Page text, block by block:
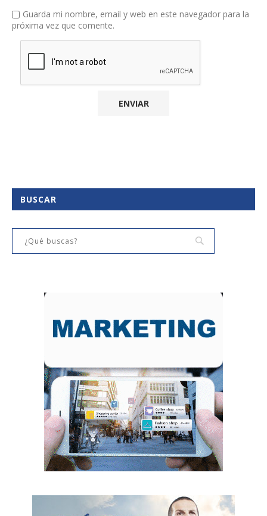
Guarda mi nombre, email y web en este navegador para la
próxima vez que comente.
BUSCAR